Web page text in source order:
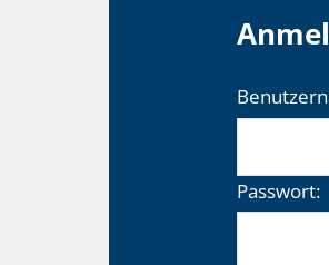
Passwort: